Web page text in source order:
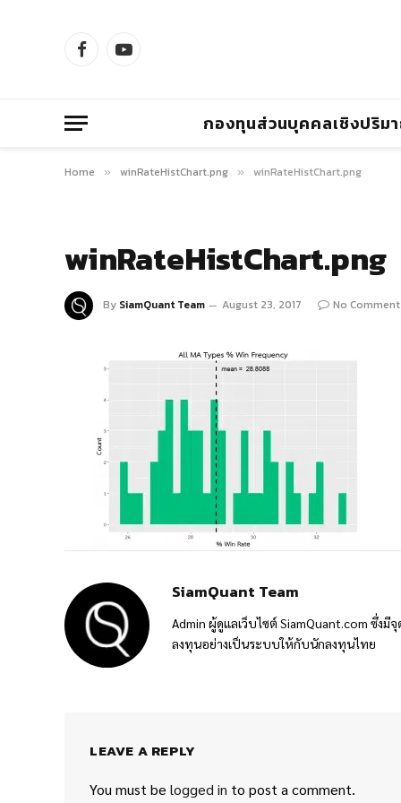
FacebookYouTube
กองทุนส่วนบุคคลเชิงปริม
Home » winRateHistChart.png » winRateHistChart.png
winRateHistChart.png
By SiamQuant Team August 23, 2017 No
SiamQuant Team
Admin ผู้ดูแลเว็บไซต์ SiamQuant.com ซึ่ง
ลงทุนอย่างเป็นระบบให้กับนักลงทุนไทย
LEAVE A REPLY
You must be logged in to post a comment.